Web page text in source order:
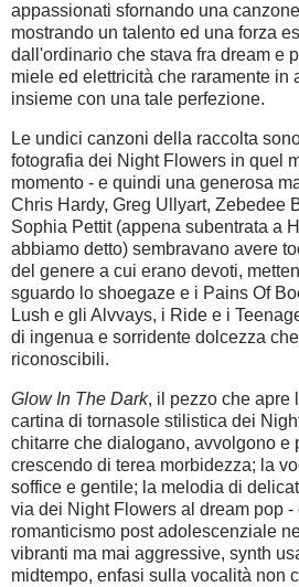
appassionati sfornando una
mostrando un talento ed una forza
dall'ordinario che stava fra dream e
miele ed elettricità che raramente in
insieme con una tale perfezione.
Le undici canzoni della raccolta
fotografia dei Night Flowers in quel
momento - e quindi una generosa
Chris Hardy, Greg Ullyart, Zebedee
Sophia Pettit (appena subentrata a
abbiamo detto) sembravano avere
del genere a cui erano devoti,
sguardo lo shoegaze e i Pains Of
Lush e gli Alvvays, i Ride e i
di ingenua e sorridente dolcezza
riconoscibili.
Glow In The Dark, il pezzo che apre
cartina di tornasole stilistica dei
chitarre che dialogano, avvolgono e
crescendo di terea morbidezza; la
soffice e gentile; la melodia di
via dei Night Flowers al dream pop
romanticismo post adolescenziale
vibranti ma mai aggressive, synth
midtempo, enfasi sulla vocalità non